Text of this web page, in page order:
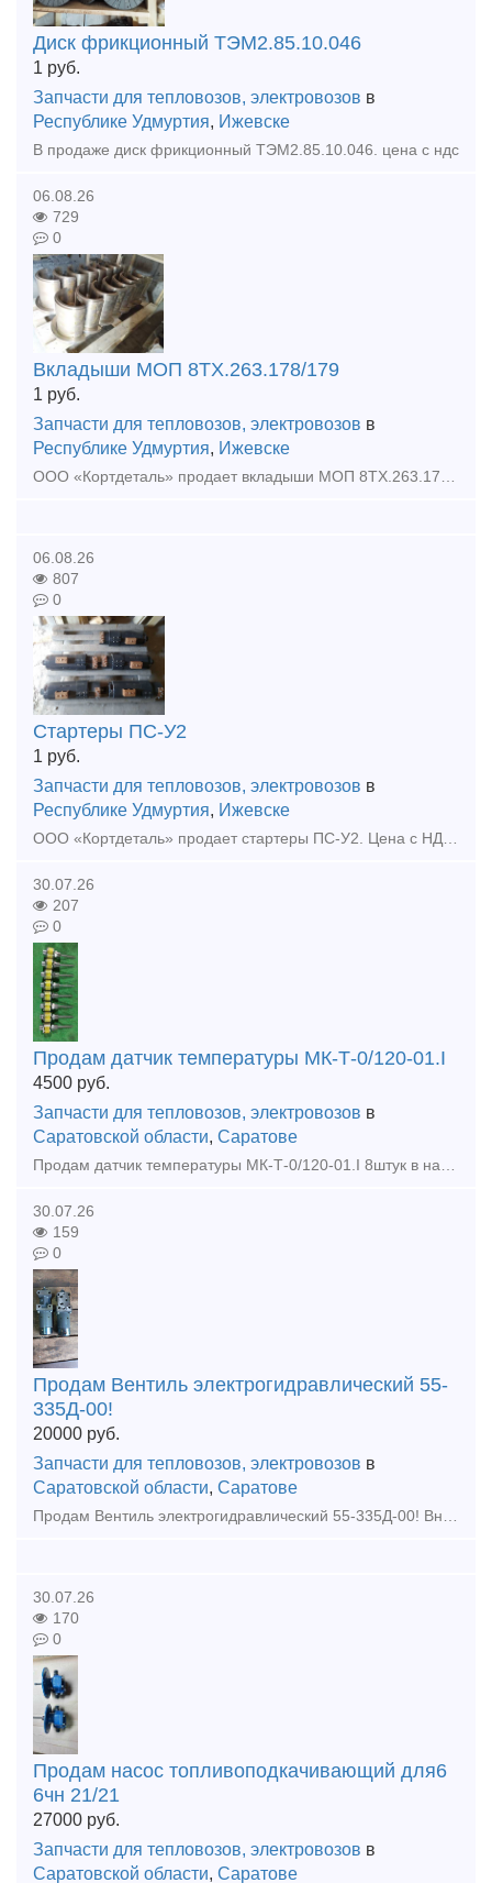
Диск фрикционный ТЭМ2.85.10.046
1 руб.
Запчасти для тепловозов, электровозов в
Республике Удмуртия, Ижевске
В продаже диск фрикционный ТЭМ2.85.10.046. цена с ндс
06.08.26
729
0
Вкладыши МОП 8ТХ.263.178/179
1 руб.
Запчасти для тепловозов, электровозов в
Республике Удмуртия, Ижевске
ООО «Кортдеталь» продает вкладыши МОП 8ТХ.263.178/179. Цена с НДС. Организуем доставку из Ижевска.
06.08.26
807
0
Стартеры ПС-У2
1 руб.
Запчасти для тепловозов, электровозов в
Республике Удмуртия, Ижевске
ООО «Кортдеталь» продает стартеры ПС-У2. Цена с НДС. Организуем доставку из Ижевска.
30.07.26
207
0
Продам датчик температуры МК-Т-0/120-01.I
4500 руб.
Запчасти для тепловозов, электровозов в
Саратовской области, Саратове
Продам датчик температуры МК-Т-0/120-01.I 8штук в наличии 4500р.штука Оплата наличные или на ИП+7% Продам, Датчик температуры МК-Т-м60/60-01.I в наличии 10штук
30.07.26
159
0
Продам Вентиль электрогидравлический 55-
335Д-00!
20000 руб.
Запчасти для тепловозов, электровозов в
Саратовской области, Саратове
Продам Вентиль электрогидравлический 55-335Д-00! Вналичии!!!
30.07.26
170
0
Продам насос топливоподкачивающий для6
6чн 21/21
27000 руб.
Запчасти для тепловозов, электровозов в
Саратовской области, Саратове